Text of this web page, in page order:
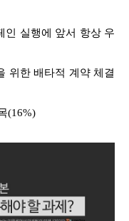
인 실행에 앞서 항상 우
위한 배타적 계약 체결
(16%)